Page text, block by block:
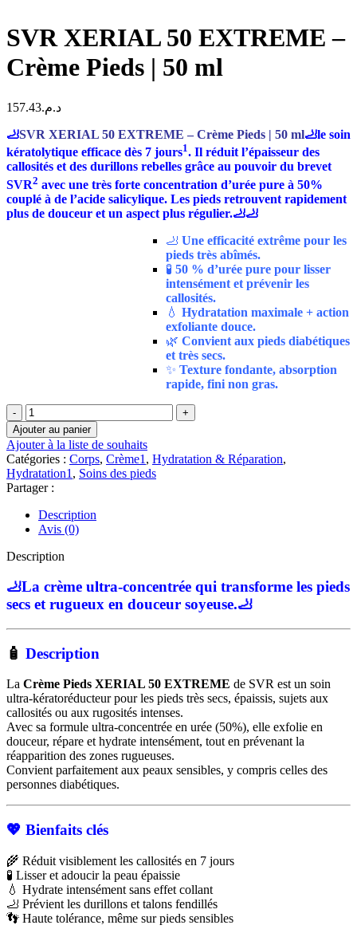
SVR XERIAL 50 EXTREME –
Crème Pieds | 50 ml
د.م.157.43
🦶SVR XERIAL 50 EXTREME – Crème Pieds | 50 ml🦶le soin
kératolytique efficace dès 7 jours1. Il réduit l’épaisseur des
callosités et des durillons rebelles grâce au pouvoir du brevet
SVR2 avec une très forte concentration d’urée pure à 50%
couplé à de l’acide salicylique. Les pieds retrouvent rapidement
plus de douceur et un aspect plus régulier.🦶🦶
🦶 Une efficacité extrême pour les
pieds très abîmés.
🧪 50 % d’urée pure pour lisser
intensément et prévenir les
callosités.
💧 Hydratation maximale + action
exfoliante douce.
🌿 Convient aux pieds diabétiques
et très secs.
✨ Texture fondante, absorption
rapide, fini non gras.
quantité
de
SVR
XERIAL
50
EXTREME
–
Crème
Pieds
50
Ajouter au panier
Ajouter à la liste de souhaits
Catégories : Corps, Crème1 , Hydratation & Réparation,
Hydratation1 , Soins des pieds
Partager :
Description
Avis (0)
Description
🦶La crème ultra-concentrée qui transforme les pieds
secs et rugueux en douceur soyeuse.🦶
🧴 Description
La Crème Pieds XERIAL 50 EXTREME de SVR est un soin
ultra-kératoréducteur pour les pieds très secs, épaissis, sujets aux
callosités ou aux rugosités intenses.
Avec sa formule ultra-concentrée en urée (50%), elle exfolie en
douceur, répare et hydrate intensément, tout en prévenant la
réapparition des zones rugueuses.
Convient parfaitement aux peaux sensibles, y compris celles des
personnes diabétiques.
💖 Bienfaits clés
🌾 Réduit visiblement les callosités en 7 jours
🧪 Lisser et adoucir la peau épaissie
💧 Hydrate intensément sans effet collant
🦶 Prévient les durillons et talons fendillés
👣 Haute tolérance, même sur pieds sensibles